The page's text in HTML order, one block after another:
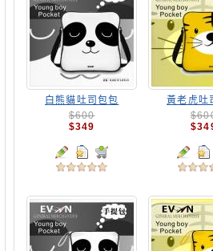
白熊貓吐司包包
$600
$349
黃老虎吐